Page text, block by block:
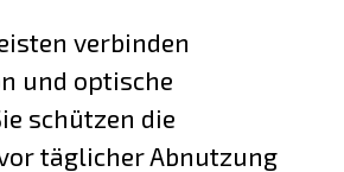
verbinden
und optische
schützen die
täglicher Abnutzung